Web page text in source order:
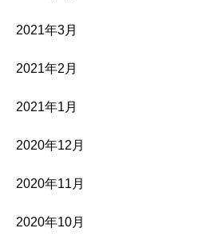
2021年3月
2021年2月
2021年1月
2020年12月
2020年11月
2020年10月